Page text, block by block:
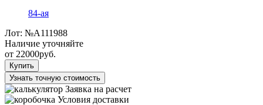
84-ая
Лот: №А111988
Наличие уточняйте
от 22000руб.
Купить
Узнать точную стоимость
Заявка на расчет
Условия доставки